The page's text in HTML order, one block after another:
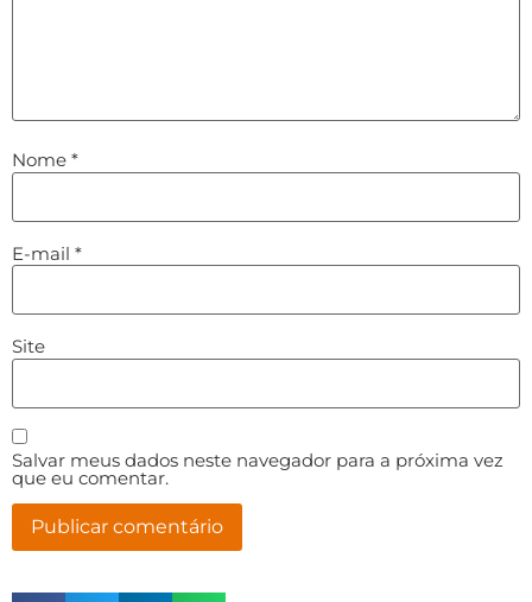
Nome *
E-mail *
Site
Salvar meus dados neste navegador para a próxima vez
que eu comentar.